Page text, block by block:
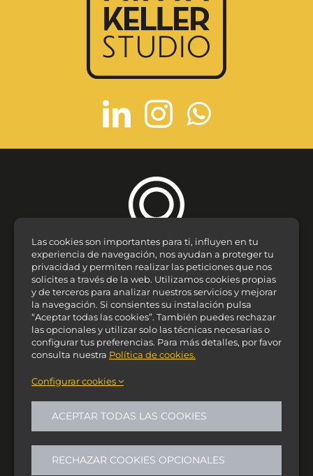
Zaragoza
C/ Alfonso I, 24, 1º 5ª
CP 50003
976 382 369
Mintakeller S.L. 2026 Todos los derechos reservados.
Aviso Legal y Política de Privacidad Política de cookies
Las cookies son importantes para ti, influyen en tu
experiencia de navegación, nos ayudan a proteger tu
privacidad y permiten realizar las peticiones que nos
solicites a través de la web. Utilizamos cookies propias
y de terceros para analizar nuestros servicios y mejorar
la navegación. Si consientes su instalación pulsa
“Aceptar todas las cookies”. También puedes rechazar
las opcionales y utilizar solo las técnicas necesarias o
configurar tus preferencias. Para más detalles, por favor
consulta nuestra Política de cookies.
Configurar cookies
ACEPTAR TODAS LAS COOKIES
RECHAZAR COOKIES OPCIONALES